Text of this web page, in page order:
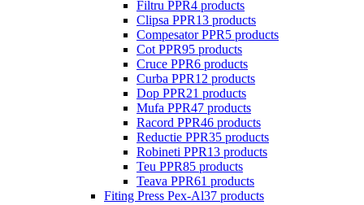
Filtru PPR4 products
Clipsa PPR13 products
Compesator PPR5 products
Cot PPR95 products
Cruce PPR6 products
Curba PPR12 products
Dop PPR21 products
Mufa PPR47 products
Racord PPR46 products
Reductie PPR35 products
Robineti PPR13 products
Teu PPR85 products
Teava PPR61 products
Fiting Press Pex-Al37 products